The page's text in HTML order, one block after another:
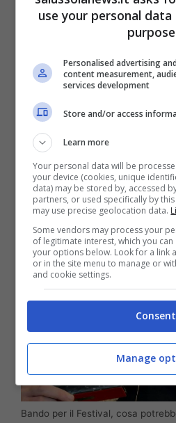
di Torino ha parlato
nuovo Festival della
capoluogo piemontese,
Mole Antonelliana.
potrebbe realmente
perdesse o non
indetto dalla città
l’acquisizione del
Bando per il Festival, cosa
use your personal
Personalised advertising
content measurement,
services development
Store and/or access
Learn more
Your personal data will be
your device (cookies, unique
data) may be stored by, accessed
partners, or used specifically by
may use precise geolocation data.
Some vendors may process your
of legitimate interest, which you
your options below. Look for a link
or in the site menu to manage or
and cookie settings.
Consent
Manage